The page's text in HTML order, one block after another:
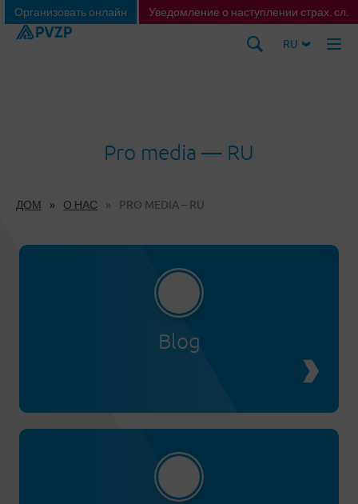
RU
Организовать онлайн Уведомление о наступлении страх. сл.
Pro media — RU
ДОМ О НАС PRO MEDIA – RU
Blog